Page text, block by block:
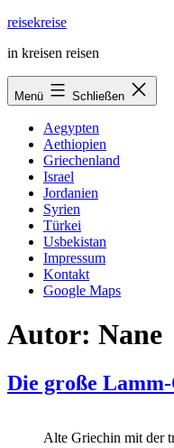
Zum
springen
reisekreise
in kreisen reisen
Menü Schließen
Aegypten
Aethiopien
Griechenland
Israel
Jordanien
Syrien
Türkei
Usbekistan
Impressum
Kontakt
Google Maps
Autor: Nane
Die große
Alte Griechin mit der